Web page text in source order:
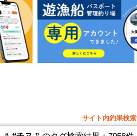
サイト内釣果検索